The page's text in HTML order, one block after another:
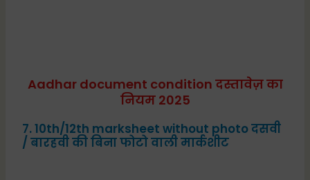
Aadhar document condition दस्तावेज़ का
नियम 2025
7. 10th/12th marksheet without photo दसवी
/ बारहवी की बिना फोटो वाली मार्कशीट